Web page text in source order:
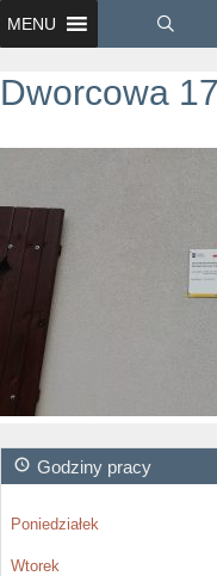
MENU
Dworcowa
Godziny pracy
Poniedziałek
Wtorek